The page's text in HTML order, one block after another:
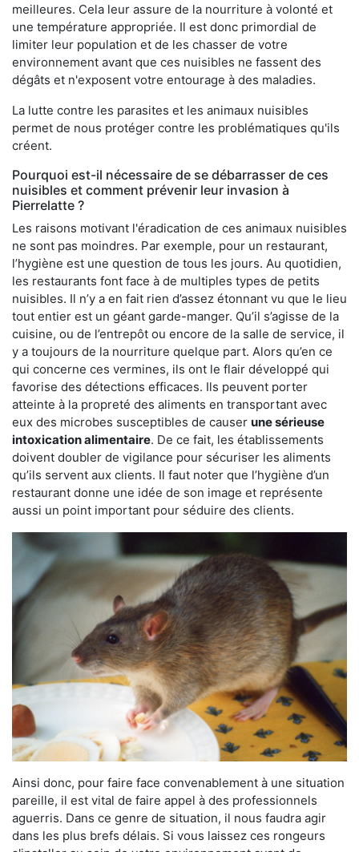
meilleures. Cela leur assure de la nourriture à volonté et
une température appropriée. Il est donc primordial de
limiter leur population et de les chasser de votre
environnement avant que ces nuisibles ne fassent des
dégâts et n'exposent votre entourage à des maladies.
La lutte contre les parasites et les animaux nuisibles
permet de nous protéger contre les problématiques qu'ils
créent.
Pourquoi est-il nécessaire de se débarrasser de ces
nuisibles et comment prévenir leur invasion à
Pierrelatte ?
Les raisons motivant l'éradication de ces animaux nuisibles
ne sont pas moindres. Par exemple, pour un restaurant,
l’hygiène est une question de tous les jours. Au quotidien,
les restaurants font face à de multiples types de petits
nuisibles. Il n’y a en fait rien d’assez étonnant vu que le lieu
tout entier est un géant garde-manger. Qu’il s’agisse de la
cuisine, ou de l’entrepôt ou encore de la salle de service, il
y a toujours de la nourriture quelque part. Alors qu’en ce
qui concerne ces vermines, ils ont le flair développé qui
favorise des détections efficaces. Ils peuvent porter
atteinte à la propreté des aliments en transportant avec
eux des microbes susceptibles de causer une sérieuse
intoxication alimentaire. De ce fait, les établissements
doivent doubler de vigilance pour sécuriser les aliments
qu’ils servent aux clients. Il faut noter que l’hygiène d’un
restaurant donne une idée de son image et représente
aussi un point important pour séduire des clients.
Ainsi donc, pour faire face convenablement à une situation
pareille, il est vital de faire appel à des professionnels
aguerris. Dans ce genre de situation, il nous faudra agir
dans les plus brefs délais. Si vous laissez ces rongeurs